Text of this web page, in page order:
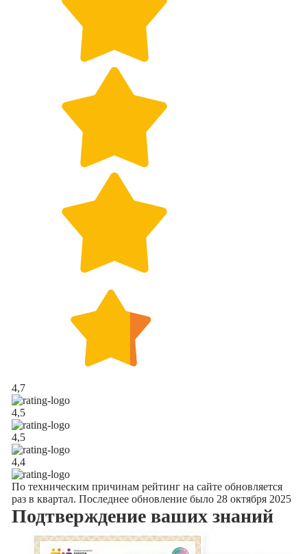
4,7
4,5
4,5
4,4
По техническим причинам рейтинг на сайте обновляется
раз в квартал. Последнее обновление было 28 октября 2025
Подтверждение ваших знаний